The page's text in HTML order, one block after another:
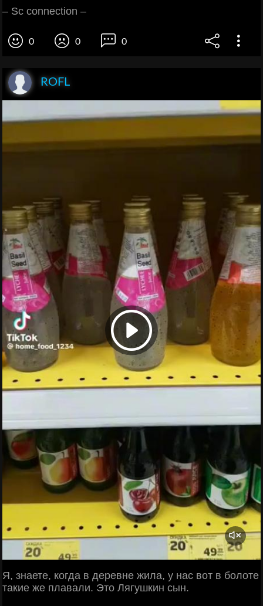
– Sc connection –
0 0 0
ROFL
Я, знаете, когда в деревне жила, у нас вот в болоте
такие же плавали. Это Лягушкин сын.